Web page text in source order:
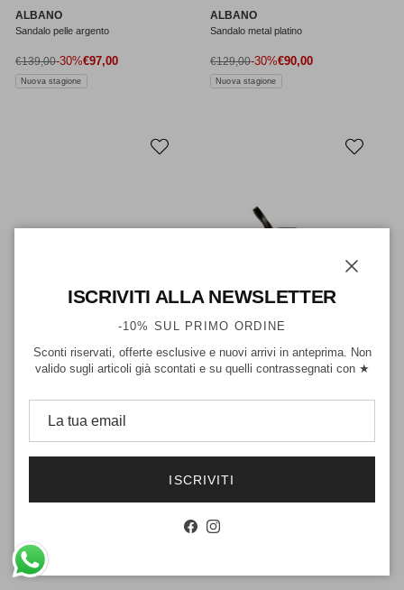
ALBANO
Sandalo pelle argento
Prezzo di vendita
€97,00
Prezzo normale
€139,00-30%
Nuova stagione
ALBANO
Sandalo metal platino
Prezzo di vendita
€90,00
Prezzo normale
€129,00-30%
Nuova stagione
Sandalo naplak nero Sandalo naplak nero
ISCRIVITI ALLA NEWSLETTER
-10% SUL PRIMO ORDINE
Sconti riservati, offerte esclusive e nuovi arrivi in anteprima. Non
valido sugli articoli già scontati e su quelli contrassegnati con ★
ISCRIVITI
Facebook
Instagram